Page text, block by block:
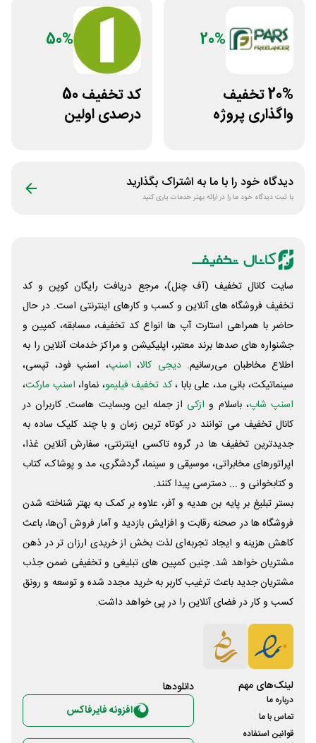
20%
20% تخفیف
واگذاری پروژه
50%
کد تخفیف 50
درصدی اولین
دیدگاه خود را با ما به اشتراک بگذارید
با ثبت دیدگاه خود ما را در ارائه بهتر خدمات یاری کنید
سایت کانال تخفیف (آف چنل)، مرجع دریافت رایگان کوپن و کد
تخفیف فروشگاه های آنلاین و کسب و‌ کارهای اینترنتی است. در حال
حاضر با همراهی استارت آپ ها انواع کد تخفیف، مسابقه، کمپین و
جشنواره های صدها برند معتبر، اپلیکیشن و مراکز خدمات آنلاین را به
اطلاع مخاطبان می‌رسانیم. دیجی کالا، اسنپ، اسنپ فود، تپسی،
سینماتیکت، بانی مد، علی‌ بابا ،کد تخفیف فیلیمو، نماوا، اسنپ مارکت،
اسنپ شاپ، باسلام و ازکی از جمله این وبسایت ‌هاست. کاربران در
کانال تخفیف می توانند در کوتاه ترین زمان و با چند کلیک ساده به
جدیدترین تخفیف ها در گروه تاکسی اینترنتی، سفارش آنلاین غذا،
اپراتورهای مخابراتی، موسیقی و سینما، گردشگری، مد و پوشاک، کتاب
و کتابخوانی و ... دسترسی پیدا کنند.
بستر تبلیغ بر پایه بن هدیه و آفر، علاوه بر کمک به بهتر شناخته شدن
فروشگاه ها در صحنه رقابت و افزایش بازدید و آمار فروش آن‌ها، باعث
کاهش هزینه و ایجاد تجربه‌ای لذت بخش از خریدی ارزان تر در ذهن
مشتریان خواهد شد. چنین کمپین های تبلیغی و تخفیفی ضمن جذب
مشتریان جدید باعث ترغیب کاربر به خرید مجدد شده و توسعه و رونق
کسب و کار در فضای آنلاین را در پی خواهد داشت.
لینک‌های مهم
درباره ما
تماس با ما
قوانین استفاده
دانلود‌ها
افزونه فایرفاکس